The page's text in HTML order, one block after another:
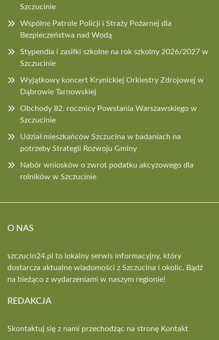
Szczucinie
Wspólne Patrole Policji i Straży Pożarnej dla
Bezpieczeństwa nad Wodą
Stypendia i zasiłki szkolne na rok szkolny 2026/2027 w
Szczucinie
Wyjątkowy koncert Krynickiej Orkiestry Zdrojowej w
Dąbrowie Tarnowskiej
Obchody 82. rocznicy Powstania Warszawskiego w
Szczucinie
Udział mieszkańców Szczucina w badaniach na
potrzeby Strategii Rozwoju Gminy
Nabór wniosków o zwrot podatku akcyzowego dla
rolników w Szczucinie
O NAS
szczucin24.pl to lokalny serwis informacyjny, który
dostarcza aktualne wiadomości z Szczucina i okolic. Bądź
na bieżąco z wydarzeniami w naszym regionie!
REDAKCJA
Skontaktuj się z nami przechodząc na stronę Kontakt